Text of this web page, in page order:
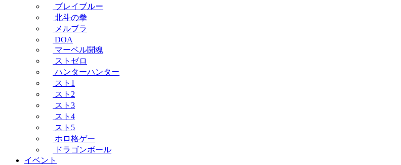
ブレイブルー
北斗の拳
メルブラ
DOA
マーベル闘魂
ストゼロ
ハンターハンター
スト1
スト2
スト3
スト4
スト5
ホロ格ゲー
ドラゴンボール
イベント